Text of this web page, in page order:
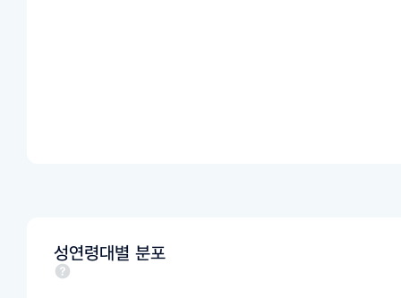
성연령대별 분포